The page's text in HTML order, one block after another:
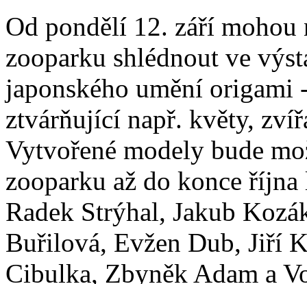
Od pondělí 12. září
zooparku shlédnout ve
japonského umění origami
ztvárňující např. květy,
Vytvořené modely bude
zooparku až do konce
Radek Strýhal, Jakub
Buřilová, Evžen Dub, Jiří
Cibulka, Zbyněk Adam a